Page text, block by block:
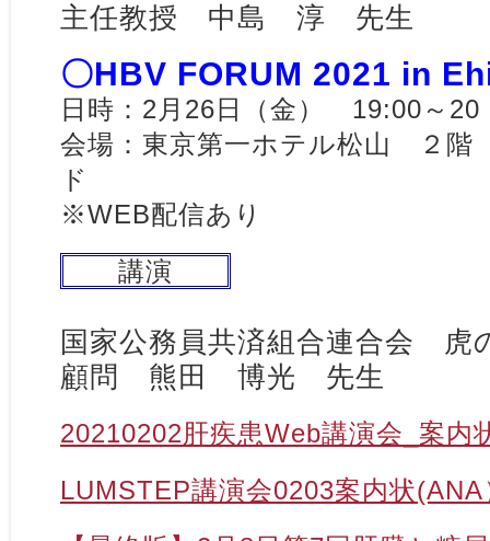
主任教授 中島 淳 先生
〇HBV FORUM 2021 in
日時：2月26日（金） 19:00～20
会場：東京第一ホテル松山 ２
ド
※WEB配信あり
講演
国家公務員共済組合連合会 虎
顧問 熊田 博光 先生
20210202肝疾患Web講演会_案内
LUMSTEP講演会0203案内状